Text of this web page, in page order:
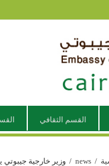
القسم الثقافي
/
news
/ وزير خارجية جيبوتي